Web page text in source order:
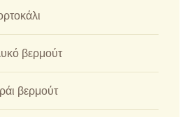
βερμούτ
βερμούτ